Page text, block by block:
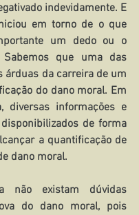
indevidamente. E
em torno de o que
um dedo ou o
que uma das
árduas da carreira de um
do dano moral. Em
diversas informações e
de forma
a quantificação de
dano moral.
não existam dúvidas
do dano moral, pois